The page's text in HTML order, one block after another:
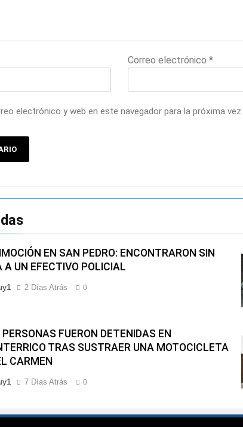
Correo electrónico*
electrónico y web en este navegador para la próxima
EN SAN PEDRO: ENCONTRARON SIN
A UN EFECTIVO POLICIAL
2 Días Atrás 0
PERSONAS FUERON DETENIDAS EN
TRAS SUSTRAER UNA MOTOCICLETA
CARMEN
7 Días Atrás 0